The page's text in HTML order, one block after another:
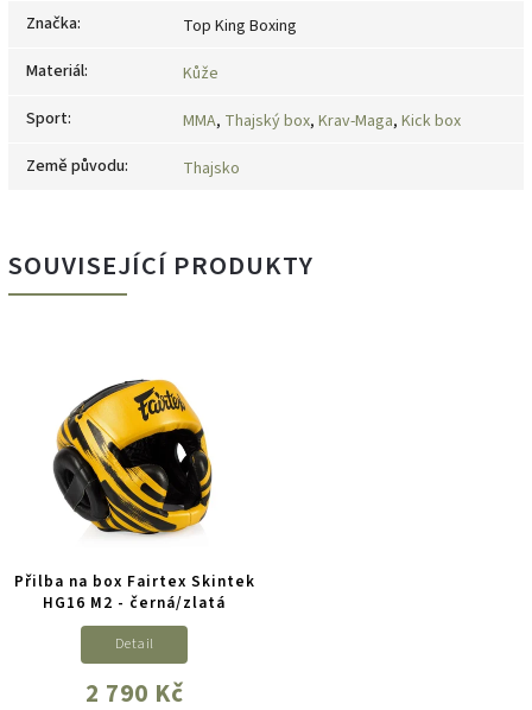
Značka:
Top King Boxing
Materiál:
Kůže
Sport: MMA, Thajský box, Krav-Maga, Kick box
Země původu: Thajsko
SOUVISEJÍCÍ PRODUKTY
Přilba na box Fairtex Skintek
HG16 M2 - černá/zlatá
2 790 Kč
Detail